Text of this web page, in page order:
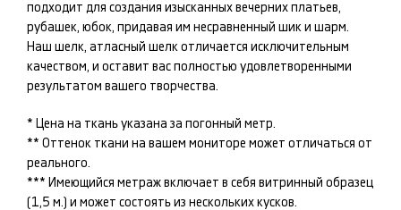
подходит для создания изысканных вечерних платьев,
рубашек, юбок, придавая им несравненный шик и шарм.
Наш шелк, атласный шелк отличается исключительным
качеством, и оставит вас полностью удовлетворенными
результатом вашего творчества.
* Цена на ткань указана за погонный метр.
** Оттенок ткани на вашем мониторе может отличаться от
реального.
*** Имеющийся метраж включает в себя витринный образец
(1,5 м.) и может состоять из нескольких кусков.